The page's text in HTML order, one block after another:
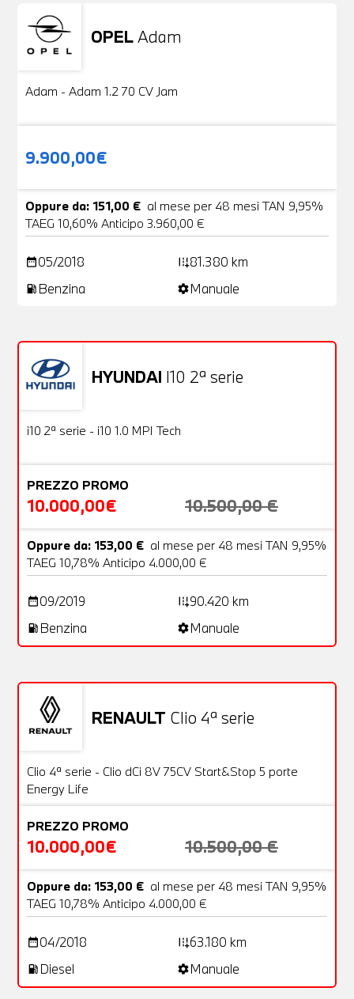
OPELAdam
Usato
Adam - Adam 1.2 70 CV Jam
9.900,00€
Oppure da: 151,00 € al mese per 48 mesi TAN 9,95%
TAEG 10,60% Anticipo 3.960,00 €
date_range05/2018 add_road81.380 km
local_gas_station Benzina settingsManuale
HYUNDAI I10 2ª serie
OFFERTA
Usato
i10 2ª serie - i10 1.0 MPI Tech
PREZZO PROMO
10.000,00€ 10.500,00 €
Oppure da: 153,00 € al mese per 48 mesi TAN 9,95%
TAEG 10,78% Anticipo 4.000,00 €
date_range09/2019 add_road90.420 km
local_gas_station Benzina settingsManuale
RENAULT Clio 4ª serie
OFFERTA
Usato
Clio 4ª serie - Clio dCi 8V 75CV Start&Stop 5 porte
Energy Life
PREZZO PROMO
10.000,00€ 10.500,00 €
Oppure da: 153,00 € al mese per 48 mesi TAN 9,95%
TAEG 10,78% Anticipo 4.000,00 €
date_range04/2018 add_road63.180 km
local_gas_station Diesel settingsManuale